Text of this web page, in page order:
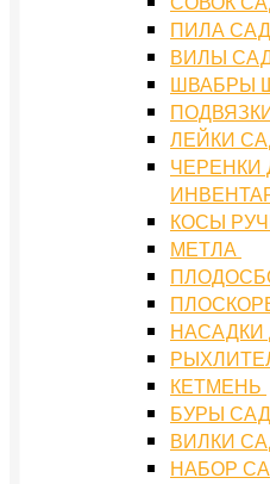
ПИЛА
ВИЛЫ
ШВАБРЫ
ЛЕЙКИ
ЧЕРЕНКИ
КОСЫ
МЕТЛА
НАСАДКИ
КЕТМЕНЬ
БУРЫ
ВИЛКИ
НАБОР